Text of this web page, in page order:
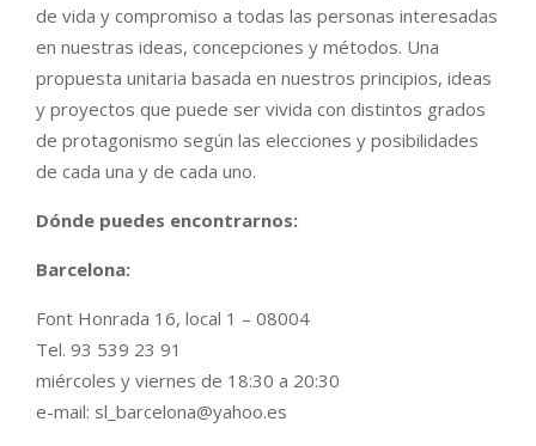
de vida y compromiso a todas las personas interesadas
en nuestras ideas, concepciones y métodos. Una
propuesta unitaria basada en nuestros principios, ideas
y proyectos que puede ser vivida con distintos grados
de protagonismo según las elecciones y posibilidades
de cada una y de cada uno.
Dónde puedes encontrarnos:
Barcelona:
Font Honrada 16, local 1 – 08004
Tel. 93 539 23 91
miércoles y viernes de 18:30 a 20:30
e-mail: sl_barcelona@yahoo.es